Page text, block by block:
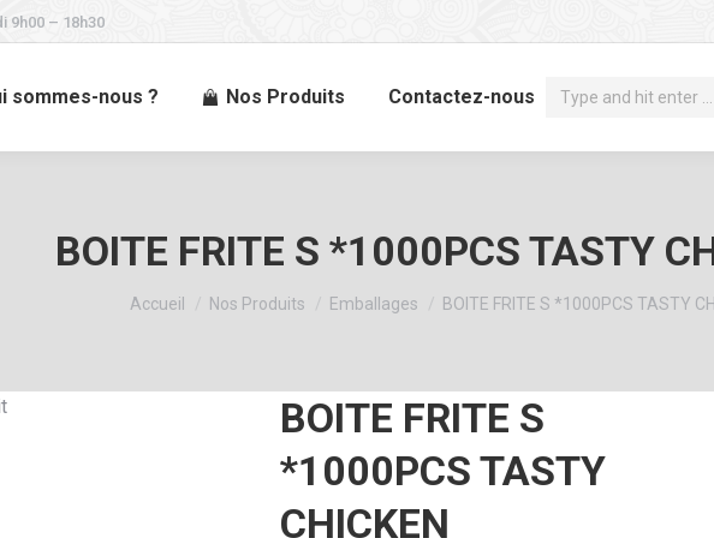
9h00 – 18h30
sommes-nous ? Nos Produits Contactez-nous
Recherche
BOITE FRITE S *1000PCS TASTY
Vous êtes ici :
Accueil Nos Produits Emballages BOITE FRITE S *1000PCS TASTY
BOITE FRITE S
*1000PCS TASTY
CHICKEN